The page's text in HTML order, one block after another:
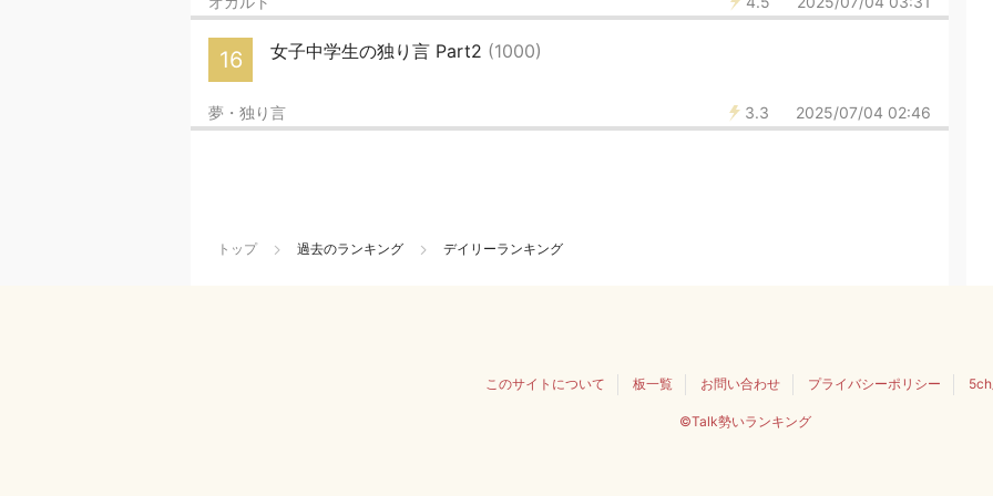
16 女子中学生の独り言 Part2 (1000)
3.3 2025/07/04 02:46
夢・独り言
トップ 過去のランキング デイリーランキング
このサイトについて 板一覧 お問い合わせ プライバシーポリシー
©Talk勢いランキング